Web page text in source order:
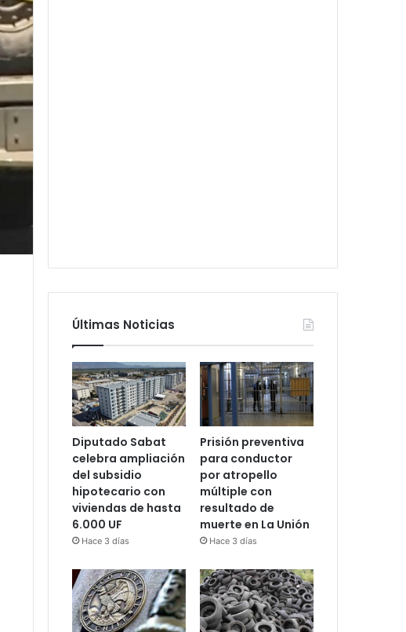
Últimas Noticias
Diputado Sabat
celebra ampliación
del subsidio
hipotecario con
viviendas de hasta
6.000 UF
Hace 3 días
Prisión preventiva
para conductor
por atropello
múltiple con
resultado de
muerte en La Unión
Hace 3 días